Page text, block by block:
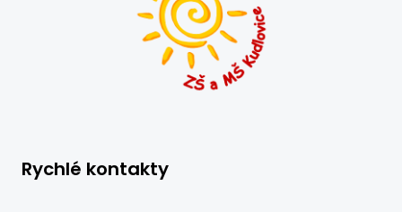
Rychlé kontakty